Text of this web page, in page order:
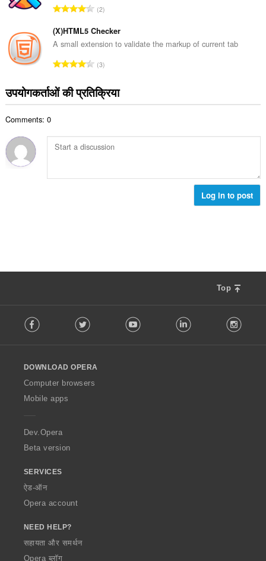
ल
ख्या
:
रे
ग
की
ल
ख्या
:
2
(X)HTML5 Checker
A small extension to validate the markup of current tab
रे
ग
की
सं
ख्या
3
उपयोगकर्ताओं की प्रतिक्रिया
Comments: 0
Log in to post
Top
o
w
O
p
a
Facebook Twitter Youtube LinkedIn
DOWNLOAD OPERA
Computer browsers
Mobile apps
Dev.Opera
Beta version
SERVICES
ऐड-ऑन
Opera account
NEED HELP?
सहायता और समर्थन
Opera ब्लॉग